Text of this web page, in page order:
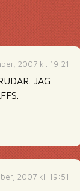
2007 kl. 19:21
JAG
2007 kl. 19:51